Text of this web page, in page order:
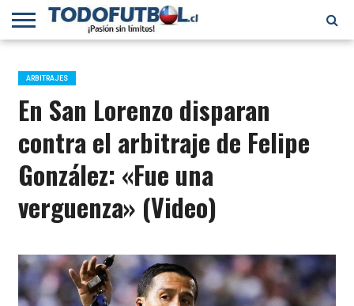
PRIMERA
B
SELECCIÓN
CHILENA
CHILENOS
EN EL
MUNDO
FÚTBOL
INTERNACIONAL
ARBITRAJES
En San Lorenzo disparan
contra el arbitraje de Felipe
González: «Fue una
verguenza» (Video)